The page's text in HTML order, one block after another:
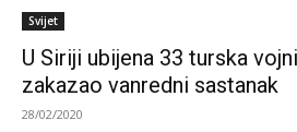
Svijet
U Siriji ubijena 33 turska
zakazao vanredni sastanak
28/02/2020